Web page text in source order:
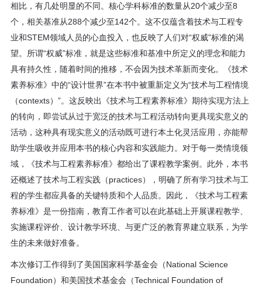
相比，有几处明显的不同。核心学科标准的数量从20个减少至8
个，相关基准从288个减少至142个。这不仅蕴含着技术与工程专
业和STEM领域人员的心血投入，也反映了人们对“权威”标准的渴
望。所谓“权威”标准，就是这些标准和基准中所定义的理念和能力
具有持久性，随着时间的推移，不会因为技术革新而变化。《技术
素养标准》中的“设计世界”在本书中被重新定义为“技术与工程情境
（contexts）”。这反映出《技术与工程素养标准》期待实现方法上
的转向，即尝试从过于宽泛的技术与工程活动转向更具现实意义的
活动，这种具有现实意义的活动既可进行本土化灵活应用，亦能帮
助学生吸收并应用本书的核心内容和实践能力。对于每一类情境领
域，《技术与工程素养标准》都给出了课程教学案例。此外，本书
还概述了技术与工程实践（practices），明确了所有学习技术与工
程的学生都应具备的关键特质和个人品质。因此，《技术与工程素
养标准》是一份指南，教育工作者可以在此基础上开展课程教学、
实施课程评价、设计教学环境、与更广泛的教育界建立联系，为学
生的未来做好准备。
本次修订工作得到了美国国家科学基金会（National Science
Foundation）和美国技术基金会（Technical Foundation of